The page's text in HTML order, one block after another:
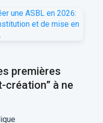
une ASBL en 2026:
et de mise en
premières
création” à ne